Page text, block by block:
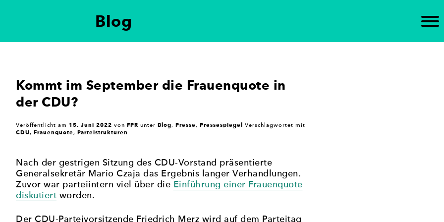
Blog
Kommt im September die Frauenquote in
der CDU?
Veröffentlicht am 15. Juni 2022 von FPR unter Blog, Presse, Pressespiegel Verschlagwortet mit
CDU, Frauenquote, Parteistrukturen
Nach der gestrigen Sitzung des CDU-Vorstand präsentierte
Generalsekretär Mario Czaja das Ergebnis langer Verhandlungen.
Zuvor war parteiintern viel über die Einführung einer Frauenquote
diskutiert worden.
Der CDU-Parteivorsitzende Friedrich Merz wird auf dem Parteitag